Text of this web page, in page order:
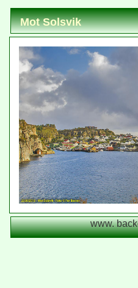
Mot Solsvik
www.